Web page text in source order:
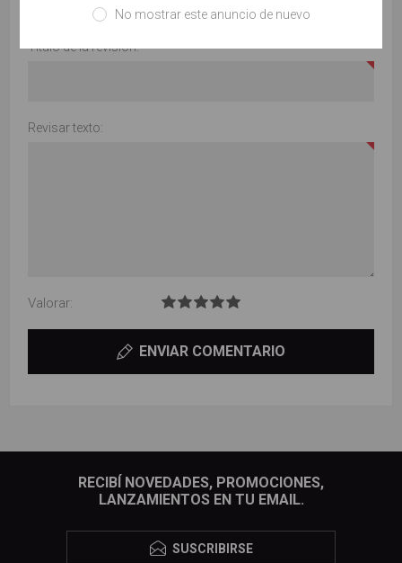
Solo los usuarios registrados pueden escribir comentarios
Título de la revisión:
Revisar texto:
Valorar:
ENVIAR COMENTARIO
RECIBÍ NOVEDADES, PROMOCIONES,
LANZAMIENTOS EN TU EMAIL.
SUSCRIBIRSE
No mostrar este anuncio de nuevo